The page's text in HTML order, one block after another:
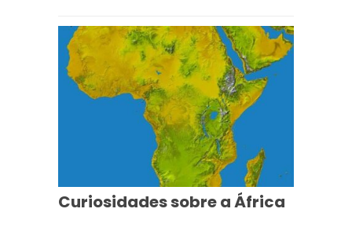
Curiosidades sobre a África